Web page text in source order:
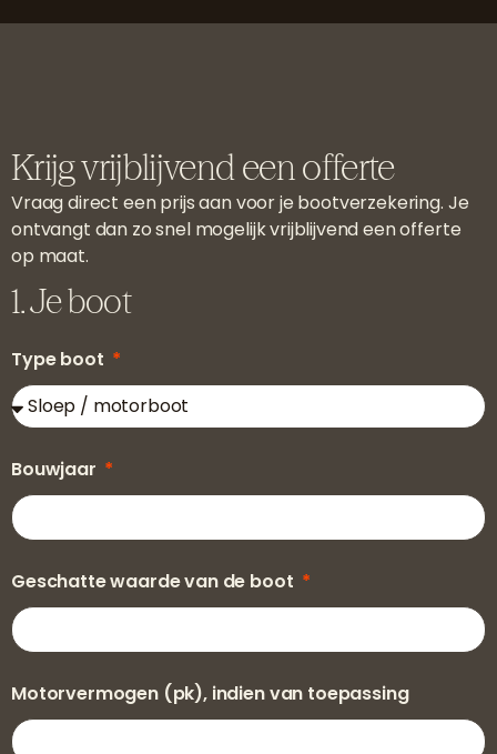
Krijg vrijblijvend een offerte
Vraag direct een prijs aan voor je bootverzekering. Je
ontvangt dan zo snel mogelijk vrijblijvend een offerte
op maat.
1. Je boot
Type boot
Bouwjaar
Geschatte waarde van de boot
Motorvermogen (pk), indien van toepassing